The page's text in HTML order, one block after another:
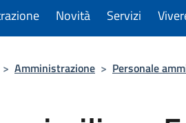
Novità Servizi
> Amministrazione > Personale